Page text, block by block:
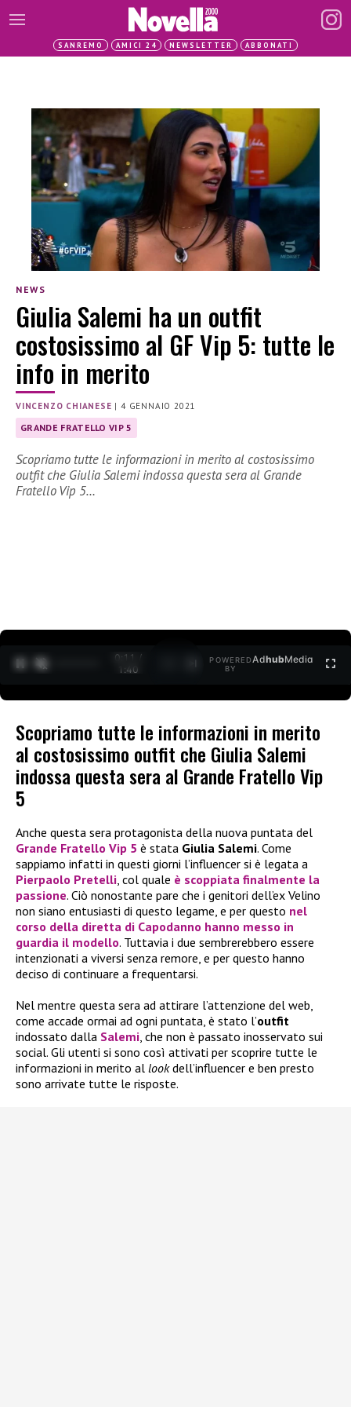
SANREMO AMICI 24 NEWSLETTER ABBONATI
NEWS
Giulia Salemi ha un outfit
costosissimo al GF Vip 5: tutte le
info in merito
VINCENZO CHIANESE |4 GENNAIO 2021
GRANDE FRATELLO VIP 5
Scopriamo tutte le informazioni in merito al costosissimo
outfit che Giulia Salemi indossa questa sera al Grande
Fratello Vip 5…
0:12 /
1:40
POWERED
BY
AdhubMedia
Scopriamo tutte le informazioni in merito
al costosissimo outfit che Giulia Salemi
indossa questa sera al Grande Fratello Vip
5
Anche questa sera protagonista della nuova puntata del
Grande Fratello Vip 5 è stata Giulia Salemi. Come
sappiamo infatti in questi giorni l’influencer si è legata a
Pierpaolo Pretelli, col quale è scoppiata finalmente la
passione. Ciò nonostante pare che i genitori dell’ex Velino
non siano entusiasti di questo legame, e per questo nel
corso della diretta di Capodanno hanno messo in
guardia il modello. Tuttavia i due sembrerebbero essere
intenzionati a viversi senza remore, e per questo hanno
deciso di continuare a frequentarsi.
Nel mentre questa sera ad attirare l’attenzione del web,
come accade ormai ad ogni puntata, è stato l’outfit
indossato dalla Salemi, che non è passato inosservato sui
social. Gli utenti si sono così attivati per scoprire tutte le
informazioni in merito al lookdell’influencer e ben presto
sono arrivate tutte le risposte.